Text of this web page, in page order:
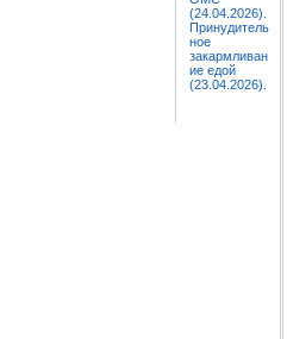
(24.04.2026).
Принудитель
ное
закармливан
ие едой
(23.04.2026).